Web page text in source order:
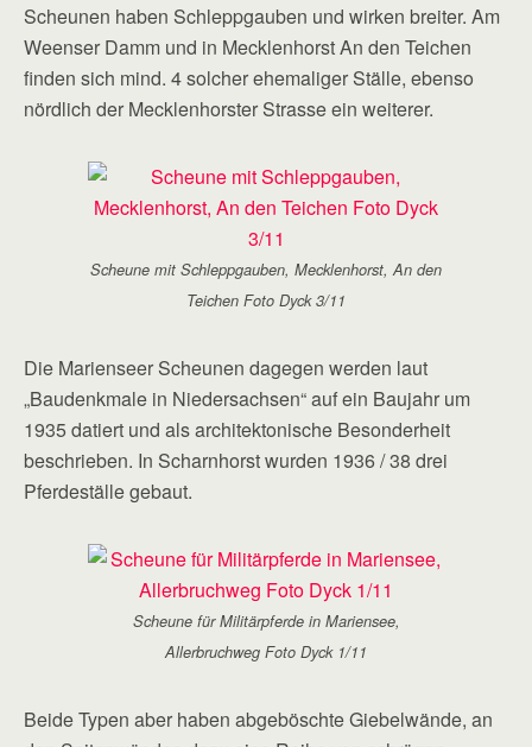
Scheunen haben Schleppgauben und wirken breiter. Am
Weenser Damm und in Mecklenhorst An den Teichen
finden sich mind. 4 solcher ehemaliger Ställe, ebenso
nördlich der Mecklenhorster Strasse ein weiterer.
Scheune mit Schleppgauben, Mecklenhorst, An den
Teichen Foto Dyck 3/11
Die Marienseer Scheunen dagegen werden laut
„Baudenkmale in Niedersachsen“ auf ein Baujahr um
1935 datiert und als architektonische Besonderheit
beschrieben. In Scharnhorst wurden 1936 / 38 drei
Pferdeställe gebaut.
Scheune für Militärpferde in Mariensee,
Allerbruchweg Foto Dyck 1/11
Beide Typen aber haben abgeböschte Giebelwände, an